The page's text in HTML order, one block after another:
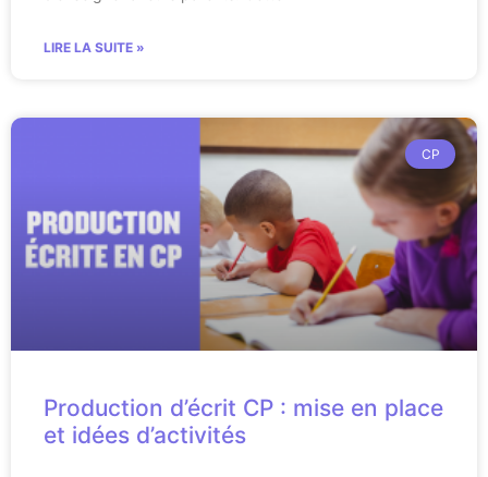
LIRE LA SUITE »
CP
Production d’écrit CP : mise en place
et idées d’activités